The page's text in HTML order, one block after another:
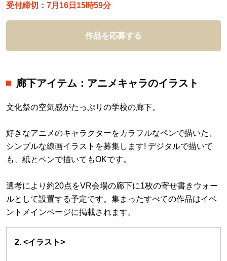
受付締切：7月16日15時59分
作品を応募する
廊下アイテム：アニメキャラのイラスト
文化祭の空気感がたっぷりの学校の廊下。
好きなアニメのキャラクターをカラフルなペンで描いた、
シンプルな線画イラストを募集します! デジタルで描いて
も、紙とペンで描いてもOKです。
選考により約20点をVR会場の廊下に1枚の寄せ書きウォー
ルとして設置する予定です。集まったすべての作品はイベ
ントメインページに掲載されます。
2. <イラスト>